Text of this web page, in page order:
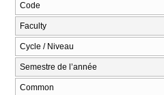
Code
Faculty
Cycle / Niveau
Semestre de l’année
Common